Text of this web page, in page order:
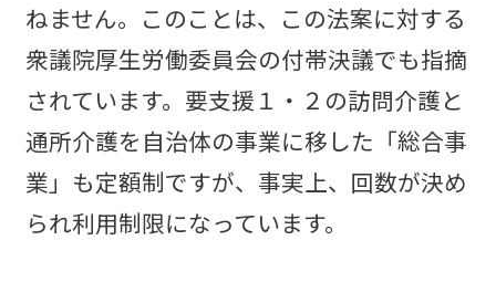
ねません。このことは、この法案に対する
衆議院厚生労働委員会の付帯決議でも指摘
されています。要支援１・２の訪問介護と
通所介護を自治体の事業に移した「総合事
業」も定額制ですが、事実上、回数が決め
られ利用制限になっています。